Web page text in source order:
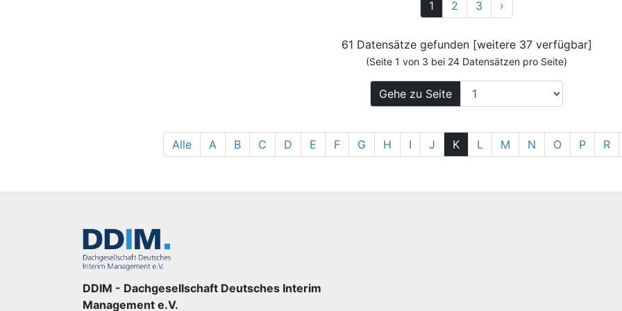
1 2 3 ›
61 Datensätze gefunden [weitere 37 verfügbar]
(Seite 1 von 3 bei 24 Datensätzen pro Seite)
Gehe zu Seite
Alle A B C D E F G H I J K L M N O P R
DDIM - Dachgesellschaft Deutsches Interim
Management e.V.